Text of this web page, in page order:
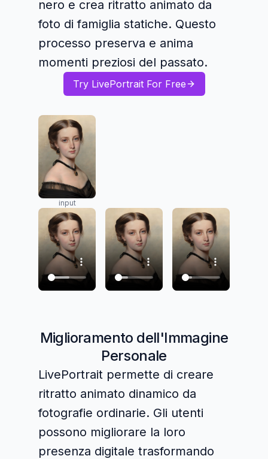
nero e crea ritratto animato da
foto di famiglia statiche. Questo
processo preserva e anima
momenti preziosi del passato.
Try LivePortrait For Free
input
Miglioramento dell'Immagine
Personale
LivePortrait permette di creare
ritratto animato dinamico da
fotografie ordinarie. Gli utenti
possono migliorare la loro
presenza digitale trasformando